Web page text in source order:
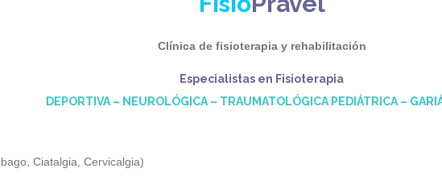
Clínica de fisioterapia y rehabilitación
Especialistas en Fisioterapia
DEPORTIVA – NEUROLÓGICA – TRAUMATOLÓGICA PEDIÁTRICA –
Ciatalgia, Cervicalgia)